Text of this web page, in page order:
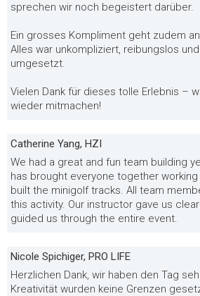
sprechen wir noch begeistert darüber.
Ein grosses Kompliment geht zudem
Alles war unkompliziert, reibungslos
umgesetzt.
Vielen Dank für dieses tolle Erlebnis –
wieder mitmachen!
Catherine Yang, HZI
We had a great and fun team building
has brought everyone together
built the minigolf tracks. All team
this activity. Our instructor gave us
guided us through the entire event.
Nicole Spichiger, PRO LIFE
Herzlichen Dank, wir haben den Tag
Kreativität wurden keine Grenzen